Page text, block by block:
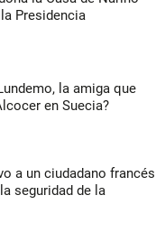
Presidencia
la amiga que
en Suecia?
a un ciudadano francés
seguridad de la